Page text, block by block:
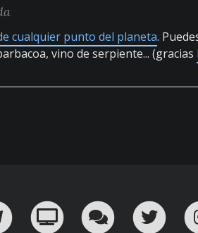
cualquier punto del planeta.
vino de serpiente... (gracias
un email!
¡Nuestro canal en Telegram!
Oink! TV Charla con